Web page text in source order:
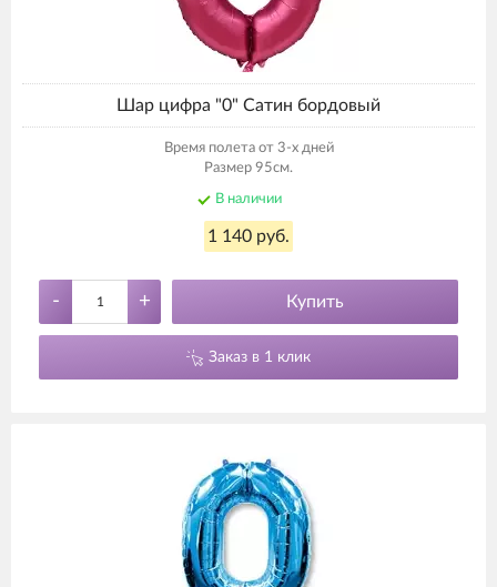
Шар цифра "0" Сатин бордовый
Время полета от 3-х дней
Размер 95см.
В наличии
1 140 руб.
- + Купить
Заказ в 1 клик